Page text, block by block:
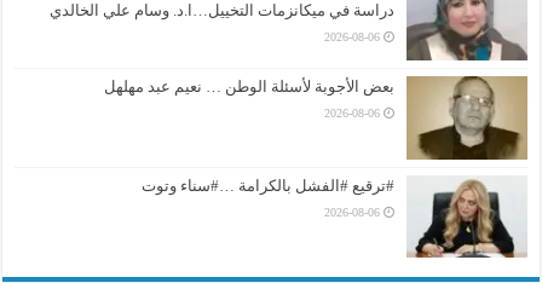
دراسة في ميكانزمات التخييل…ا.د. وسام علي الخالدي
2026-08-06
بعض الأجوبة لأسئلة الوطن … نعيم عبد مهلهل
2026-08-06
#ترقيع #الفشل بالكرامة …#سناء وتوت
2026-08-06